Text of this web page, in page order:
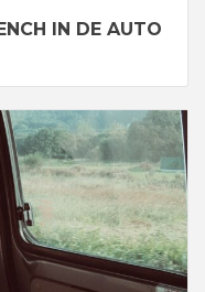
IN DE AUTO